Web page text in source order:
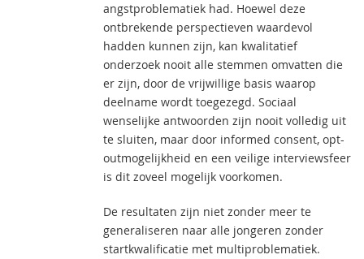
angstproblematiek had. Hoewel deze
ontbrekende perspectieven waardevol
hadden kunnen zijn, kan kwalitatief
onderzoek nooit alle stemmen omvatten die
er zijn, door de vrijwillige basis waarop
deelname wordt toegezegd. Sociaal
wenselijke antwoorden zijn nooit volledig uit
te sluiten, maar door informed consent, opt-
outmogelijkheid en een veilige interviewsfeer
is dit zoveel mogelijk voorkomen.
De resultaten zijn niet zonder meer te
generaliseren naar alle jongeren zonder
startkwalificatie met multiproblematiek.